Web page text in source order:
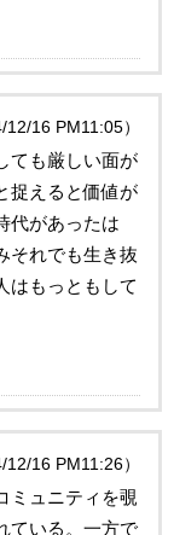
12/16 PM11:05）
ても厳しい面が
捉えると価値が
代があったは
それでも生き抜
はもっともして
12/16 PM11:26）
ミュニティを覗
ている。一方で